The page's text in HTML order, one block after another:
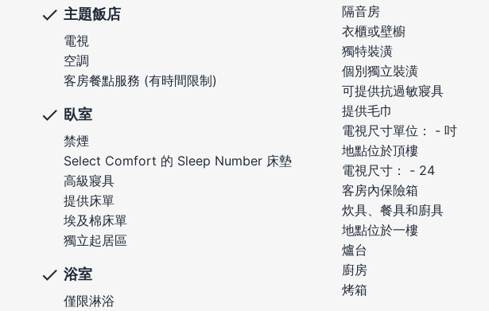
主題飯店
電視
空調
客房餐點服務 (有時間限制)
臥室
禁煙
Select Comfort 的 Sleep Number 床墊
高級寢具
提供床單
埃及棉床單
獨立起居區
浴室
僅限淋浴
隔音房
衣櫃或壁櫥
獨特裝潢
個別獨立裝潢
可提供抗過敏寢具
提供毛巾
電視尺寸單位： - 吋
地點位於頂樓
電視尺寸： - 24
客房內保險箱
炊具、餐具和廚具
地點位於一樓
爐台
廚房
烤箱